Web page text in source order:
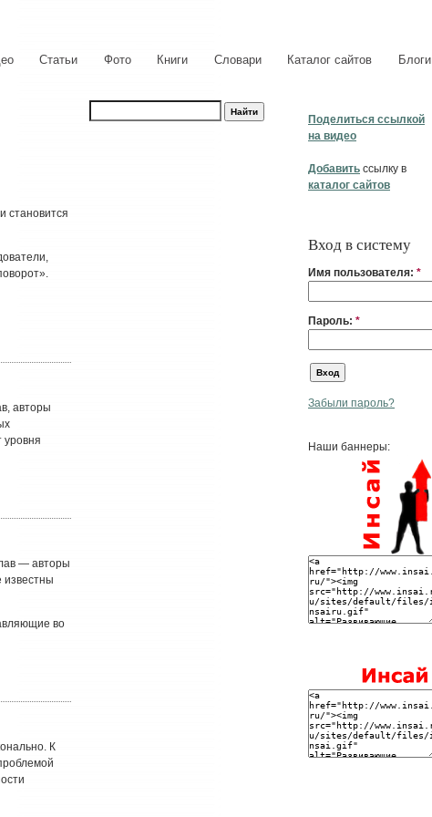
Статьи Фото Книги Словари Каталог сайтов Блоги
Поделиться ссылкой
на видео
Добавить ссылку в
каталог сайтов
Вход в систему
Имя пользователя: *
Пароль: *
Забыли пароль?
Наши баннеры:
становится
авторы
уровня
— авторы
известны
во
К